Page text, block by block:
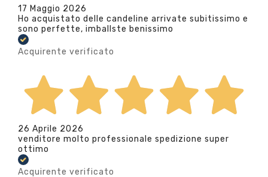
17 Maggio 2026
Ho acquistato delle candeline arrivate subitissimo e
sono perfette, imballste benissimo
Acquirente verificato
26 Aprile 2026
venditore molto professionale spedizione super
ottimo
Acquirente verificato